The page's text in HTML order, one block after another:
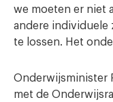
we moeten er niet
andere individuele
te lossen. Het
Onderwijsminister
met de